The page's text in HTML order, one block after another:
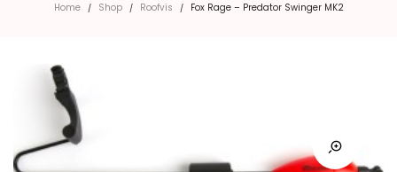
Home / Shop / Roofvis / Fox Rage – Predator Swinger MK2